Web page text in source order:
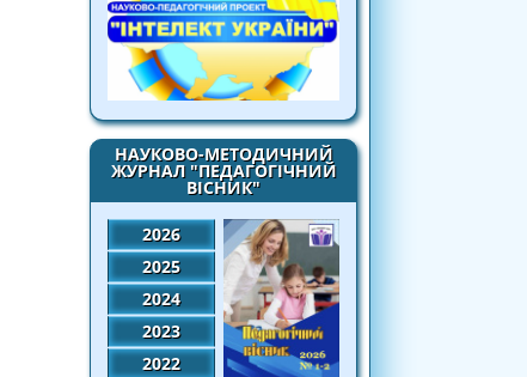
НАУКОВО-МЕТОДИЧНИЙ
ЖУРНАЛ "ПЕДАГОГІЧНИЙ
ВІСНИК"
2026
2025
2024
2023
2022